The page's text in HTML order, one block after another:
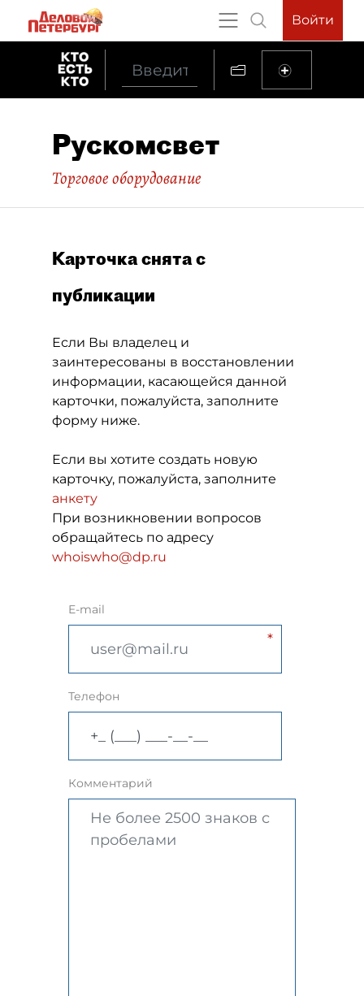
Войти
Рускомсвет
Торговое оборудование
Карточка снята с
публикации
Если Вы владелец и
заинтересованы в восстановлении
информации, касающейся данной
карточки, пожалуйста, заполните
форму ниже.
Если вы хотите создать новую
карточку, пожалуйста, заполните
анкету
При возникновении вопросов
обращайтесь по адресу
whoiswho@dp.ru
E-mail
Телефон
Комментарий